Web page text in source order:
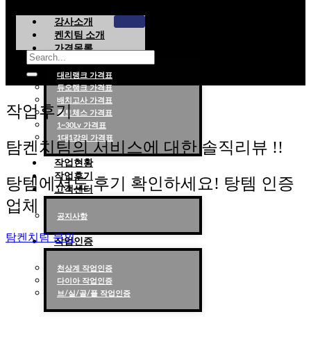
강사소개
켄치팀 소개
가격목록
대리랭크 가격표
듀오랭크 가격표
배치고사 가격표
롤토체스 가격표
1~30Lv 가격표
1대1강의 가격표
작업현황
작업후기
고객센터
공지사항
작업인증
천상계 작업인증
다이아 작업인증
브/실/골/플 작업인증
작업후기
탐켄치팀의 서비스에 대한 솔직리뷰 !!
탕템에서도 후기 확인하세요! 탕템 인증
업체
탐켄치팀 문의